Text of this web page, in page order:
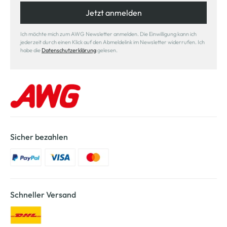
Jetzt anmelden
Ich möchte mich zum AWG Newsletter anmelden. Die Einwilligung kann ich
jederzeit durch einen Klick auf den Abmeldelink im Newsletter widerrufen. Ich
habe die Datenschutzerklärunggelesen.
Sicher bezahlen
Schneller Versand